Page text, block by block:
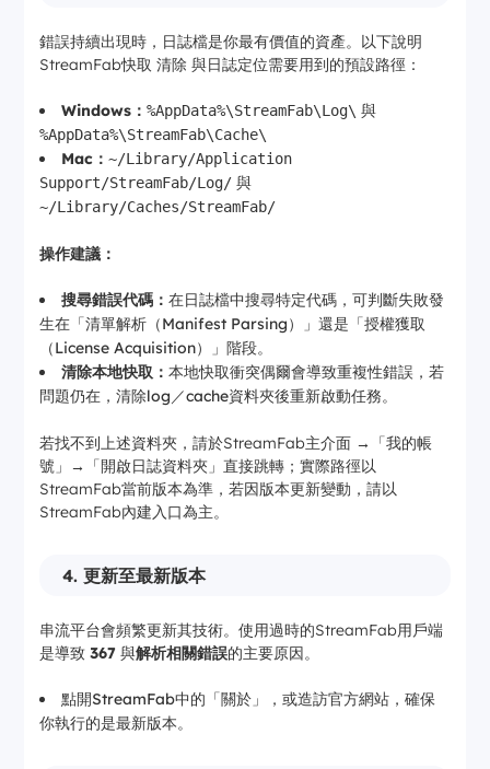
錯誤持續出現時，日誌檔是你最有價值的資產。以下說明
StreamFab快取 清除 與日誌定位需要用到的預設路徑：
Windows：%AppData%\StreamFab\Log\ 與
%AppData%\StreamFab\Cache\
Mac：~/Library/Application
Support/StreamFab/Log/ 與
~/Library/Caches/StreamFab/
操作建議：
搜尋錯誤代碼：在日誌檔中搜尋特定代碼，可判斷失敗發
生在「清單解析（Manifest Parsing）」還是「授權獲取
（License Acquisition）」階段。
清除本地快取：本地快取衝突偶爾會導致重複性錯誤，若
問題仍在，清除log／cache資料夾後重新啟動任務。
若找不到上述資料夾，請於StreamFab主介面 →「我的帳
號」→「開啟日誌資料夾」直接跳轉；實際路徑以
StreamFab當前版本為準，若因版本更新變動，請以
StreamFab內建入口為主。
4. 更新至最新版本
串流平台會頻繁更新其技術。使用過時的StreamFab用戶端
是導致367 與解析相關錯誤的主要原因。
點開StreamFab中的「關於」，或造訪官方網站，確保
你執行的是最新版本。